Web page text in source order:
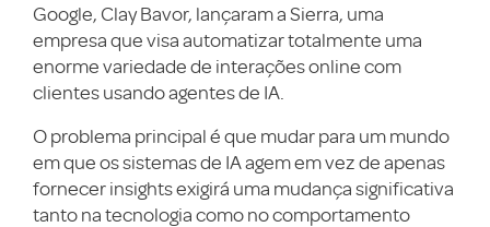
Google, Clay Bavor, lançaram a Sierra, uma
empresa que visa automatizar totalmente uma
enorme variedade de interações online com
clientes usando agentes de IA.
O problema principal é que mudar para um mundo
em que os sistemas de IA agem em vez de apenas
fornecer insights exigirá uma mudança significativa
tanto na tecnologia como no comportamento